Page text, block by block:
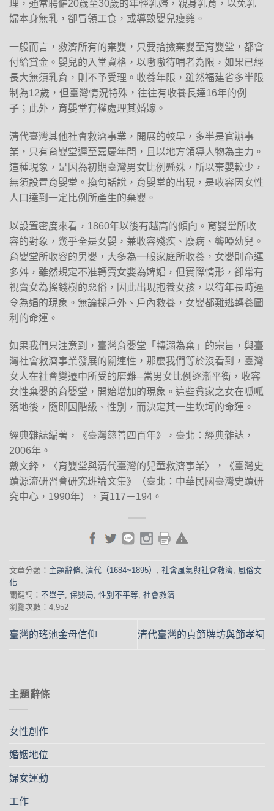
理，通常聘僱20歲至30歲的年輕乳婦，親身乳育，以免乳
婦本身無乳，卻冒領工食，或導致嬰兒瘦斃。
一般而言，救濟所有的棄嬰，只要拾撿棄嬰至育嬰堂，都會
付給賞金。嬰兒的入堂資格，以嗷嗷待哺者為限，如果已經
長大無須乳育，則不予受理。收養年限，雖然福建省多半限
制為12歲，但臺灣情況特殊，往往有收養長達16年的例
子；此外，育嬰堂有權處理其婚嫁。
清代臺灣其他社會救濟事業，開展的較早，多半是官辦事
業，只有育嬰堂遲至嘉慶年間，且以地方領導人物為主力。
這種現象，是因為初期臺灣男女比例懸殊，所以棄嬰較少，
無須設置育嬰堂。換句話說，育嬰堂的出現，是收容因女性
人口達到一定比例所產生的棄嬰。
以設置密度來看，1860年以後有越高的傾向。育嬰堂所收
容的對象，幾乎全是女嬰，兼收容殘疾、廢病、聾啞幼兒。
育嬰堂所收容的男嬰，大多為一般家庭所收養，女嬰則命運
多舛，雖然規定不准轉賣女嬰為婢娼，但實際情形，卻常有
視賣女為搖錢樹的惡俗，因此出現抱養女孩，以待年長時逼
令為娼的現象。無論採戶外、戶內救養，女嬰都難逃轉養圖
利的命運。
如果我們只注意到，臺灣育嬰堂「轉溺為棄」的宗旨，與臺
灣社會救濟事業發展的關連性，那麼我們等於沒看到，臺灣
女人在社會變遷中所受的磨難─當男女比例逐漸平衡，收容
女性棄嬰的育嬰堂，開始增加的現象。這些貧家之女在呱呱
落地後，隨即因階級、性別，而決定其一生坎坷的命運。
經典雜誌編著，《臺灣慈善四百年》，臺北：經典雜誌，
2006年。
戴文鋒，〈育嬰堂與清代臺灣的兒童救濟事業〉，《臺灣史
蹟源流研習會研究班論文集》（臺北：中華民國臺灣史蹟研
究中心，1990年），頁117－194。
文章分類： 主題辭條, 清代（1684~1895） , 社會風氣與社會救濟, 風俗文
化
關鍵詞： 不舉子, 保嬰局, 性別不平等, 社會救濟
瀏覽次數：4,952
臺灣的瑤池金母信仰 清代臺灣的貞節牌坊與節孝祠
主題辭條
女性創作
婚姻地位
婦女運動
工作